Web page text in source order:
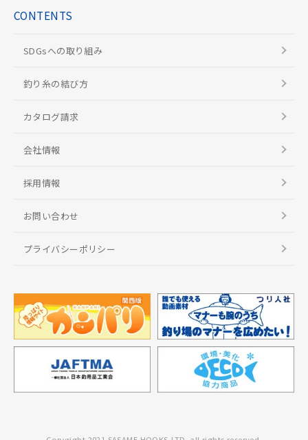
CONTENTS
SDGsへの取り組み
釣り糸の結び方
カタログ請求
会社情報
採用情報
お問い合わせ
プライバシーポリシー